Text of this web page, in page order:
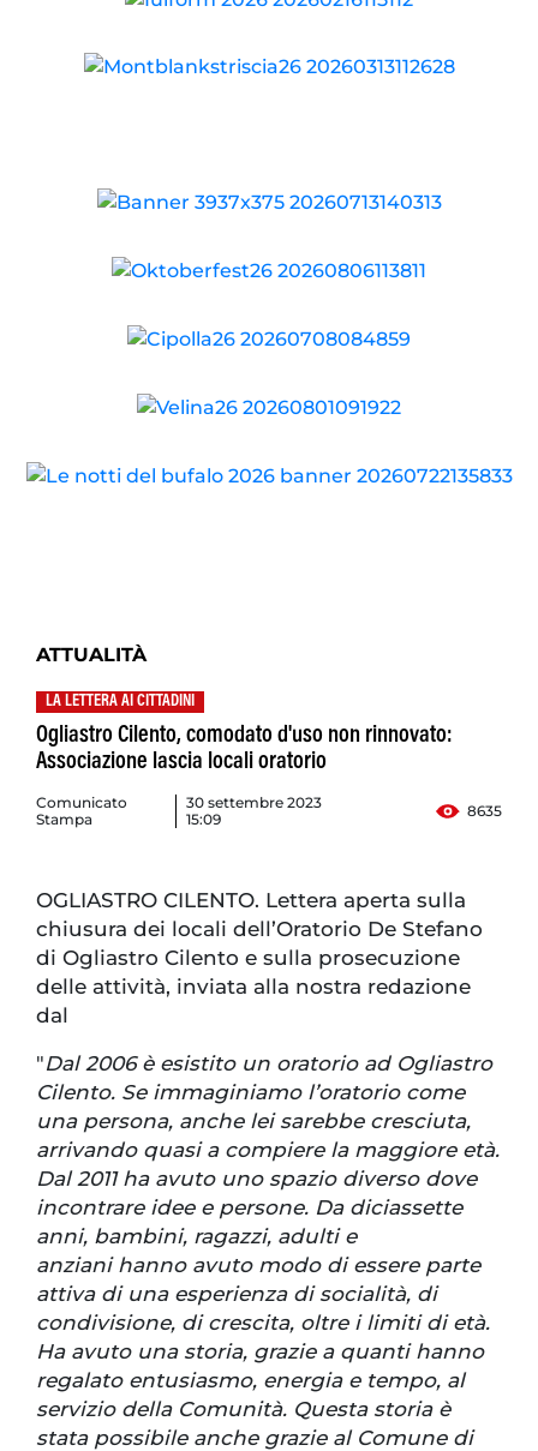
ATTUALITÀ
LA LETTERA AI CITTADINI
Ogliastro Cilento, comodato d'uso non rinnovato:
Associazione lascia locali oratorio
Comunicato
Stampa
30 settembre 2023
15:09
8635
OGLIASTRO CILENTO. Lettera aperta sulla
chiusura dei locali dell’Oratorio De Stefano
di Ogliastro Cilento e sulla prosecuzione
delle attività, inviata alla nostra redazione
dal
"Dal 2006 è esistito un oratorio ad Ogliastro
Cilento. Se immaginiamo l’oratorio come
una persona, anche lei sarebbe cresciuta,
arrivando quasi a compiere la maggiore età.
Dal 2011 ha avuto uno spazio diverso dove
incontrare idee e persone. Da diciassette
anni, bambini, ragazzi, adulti e
anziani hanno avuto modo di essere parte
attiva di una esperienza di socialità, di
condivisione, di crescita, oltre i limiti di età.
Ha avuto una storia, grazie a quanti hanno
regalato entusiasmo, energia e tempo, al
servizio della Comunità. Questa storia è
stata possibile anche grazie al Comune di